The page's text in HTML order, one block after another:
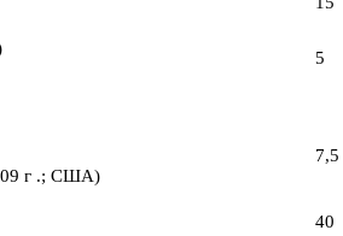
5
г .; США)
7,5
40